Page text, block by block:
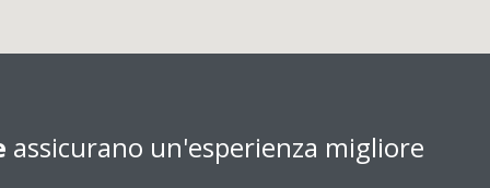
assicurano un'esperienza migliore